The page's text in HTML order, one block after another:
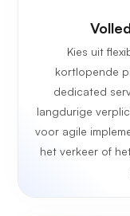
Kies uit
kortlopende
dedicated
langdurige
voor agile
het verkeer of